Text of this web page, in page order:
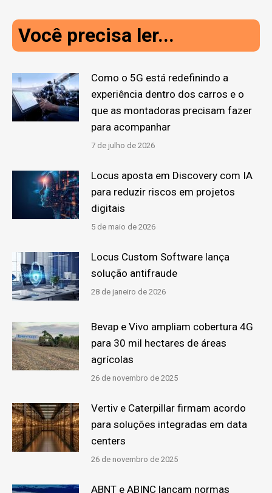
Você precisa ler...
Como o 5G está redefinindo a
experiência dentro dos carros e o
que as montadoras precisam fazer
para acompanhar
7 de julho de 2026
Locus aposta em Discovery com IA
para reduzir riscos em projetos
digitais
5 de maio de 2026
Locus Custom Software lança
solução antifraude
28 de janeiro de 2026
Bevap e Vivo ampliam cobertura 4G
para 30 mil hectares de áreas
agrícolas
26 de novembro de 2025
Vertiv e Caterpillar firmam acordo
para soluções integradas em data
centers
26 de novembro de 2025
ABNT e ABINC lançam normas